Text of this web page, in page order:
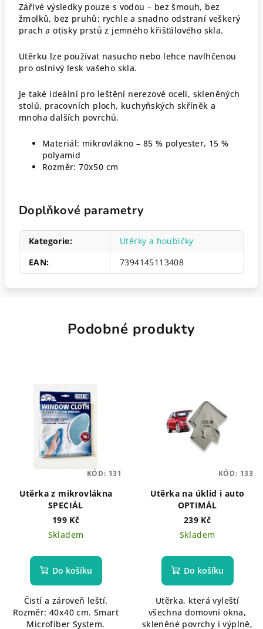
Zářivé výsledky pouze s vodou – bez šmouh, bez
žmolků, bez pruhů; rychle a snadno odstraní veškerý
prach a otisky prstů z jemného křišťálového skla.
Utěrku lze používat nasucho nebo lehce navlhčenou
pro oslnivý lesk vašeho skla.
Je také ideální pro leštění nerezové oceli, skleněných
stolů, pracovních ploch, kuchyňských skříněk a
mnoha dalších povrchů.
Materiál: mikrovlákno – 85 % polyester, 15 %
polyamid
Rozměr: 70x50 cm
Doplňkové parametry
Kategorie:
Utěrky a houbičky
EAN: 7394145113408
Podobné produkty
Utěrka z mikrovlákna
SPECIÁL
199 Kč
Skladem
Do košíku
Čistí a zároveň leští.
Rozměr: 40x40 cm. Smart
Microfiber System.
KÓD: 131
Utěrka na úklid i auto
OPTIMÁL
239 Kč
Skladem
Do košíku
Utěrka, která vyleští
všechna domovní okna,
skleněné povrchy i výplně,
KÓD: 133